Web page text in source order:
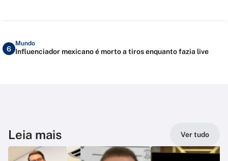
6
Mundo
Influenciador mexicano é morto a tiros enquanto fazia live
Leia mais Ver tudo